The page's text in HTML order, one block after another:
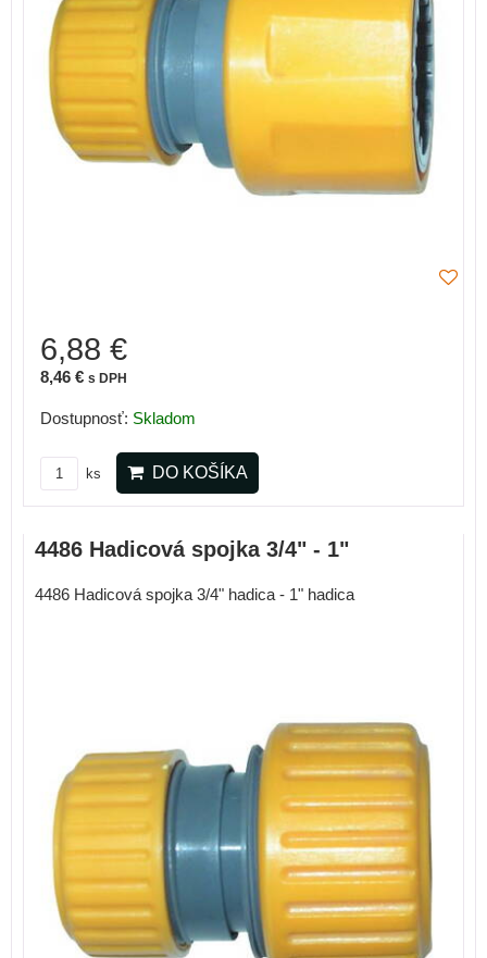
6,88 €
8,46 € s DPH
Dostupnosť: Skladom
ks DO KOŠÍKA
4486 Hadicová spojka 3/4" - 1"
4486 Hadicová spojka 3/4" hadica - 1" hadica